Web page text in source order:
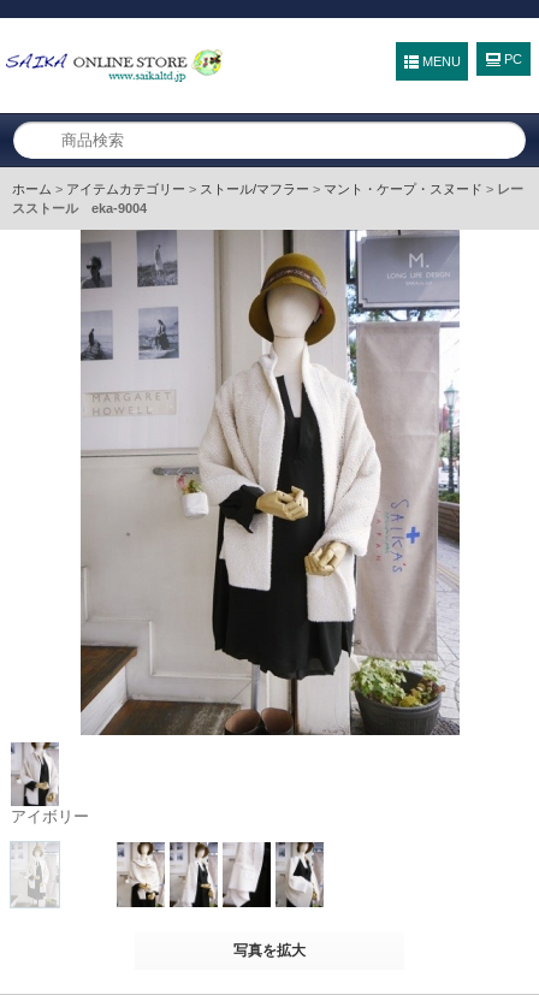
MENU
ホーム > アイテムカテゴリー > ストール/マフラー > マント・ケープ・スヌード > レー
スストール eka-9004
アイボリー
写真を拡大